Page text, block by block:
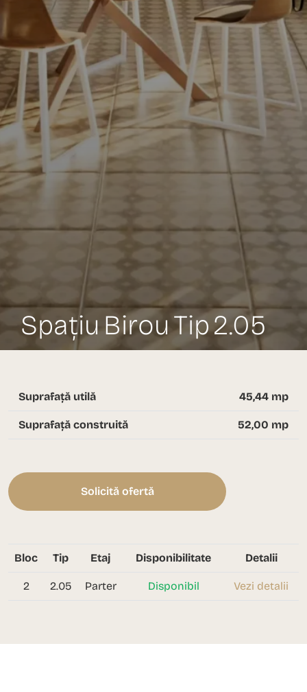
Spațiu Birou Tip 2.05
Suprafață utilă 45,44 mp
Suprafață construită 52,00 mp
Solicită ofertă
Bloc Tip Etaj Disponibilitate Detalii
2 2.05 Parter Disponibil Vezi detalii